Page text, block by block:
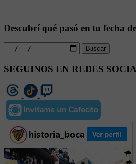
Descubrí qué pasó en tu fecha
Buscar
SEGUINOS EN REDES